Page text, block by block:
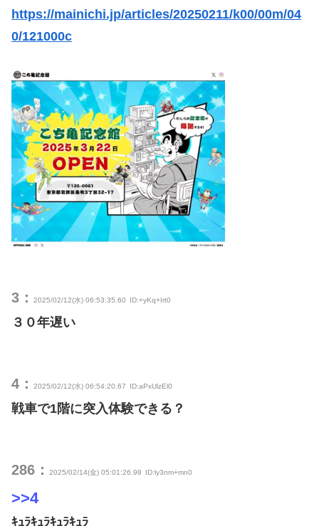
https://mainichi.jp/articles/20250211/k00/00m/04
0/121000c
3： 2025/02/12(水) 06:53:35.60 ID:+yKq+Irt0
３０年遅い
4： 2025/02/12(水) 06:54:20.67 ID:aPxUlzEl0
戦車で1階に突入体験できる？
286： 2025/02/14(金) 05:01:26.98 ID:ly3nm+mn0
>>4
ｷｭﾗｷｭﾗｷｭﾗｷｭﾗ